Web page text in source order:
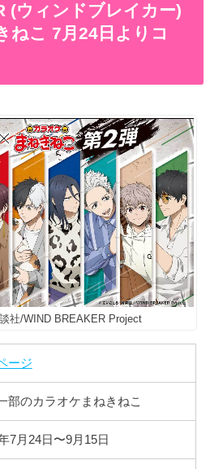
(ウィンドブレイカー)
ねこ 7月24日よりコ
社/WIND BREAKER Project
ージ
部のカラオケまねきねこ
7月24日〜9月15日